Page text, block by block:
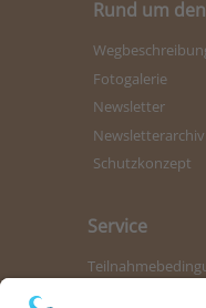
Rund um
Fotogalerie
Newsletter
Newsletterarchiv
Schutzkonzept
Service